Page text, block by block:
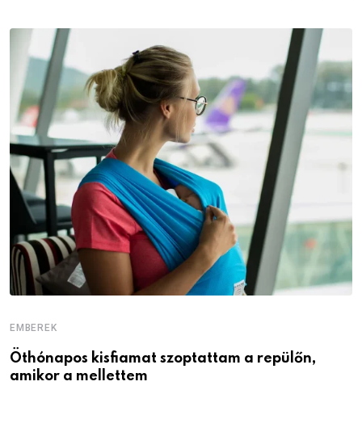
EMBEREK
Öthónapos kisfiamat szoptattam a repülőn,
amikor a mellettem